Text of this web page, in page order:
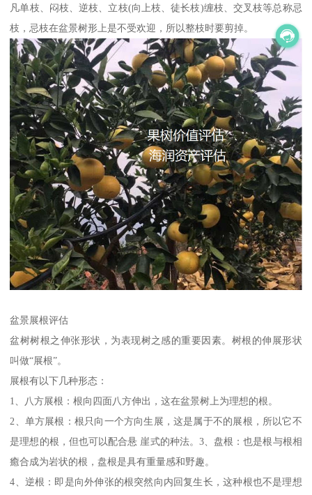
凡单枝、闷枝、逆枝、立枝(向上枝、徒长枝)缠枝、交叉枝等总称忌
枝，忌枝在盆景树形上是不受欢迎，所以整枝时要剪掉。
盆景展根评估
盆树树根之伸张形状，为表现树之感的重要因素。树根的伸展形状
叫做“展根”。
展根有以下几种形态：
1、八方展根：根向四面八方伸出，这在盆景树上为理想的根。
2、单方展根：根只向一个方向生展，这是属于不的展根，所以它不
是理想的根，但也可以配合悬 崖式的种法。3、盘根：也是根与根相
癒合成为岩状的根，盘根是具有重量感和野趣。
4、逆根：即是向外伸张的根突然向内回复生长，这种根也不是理想